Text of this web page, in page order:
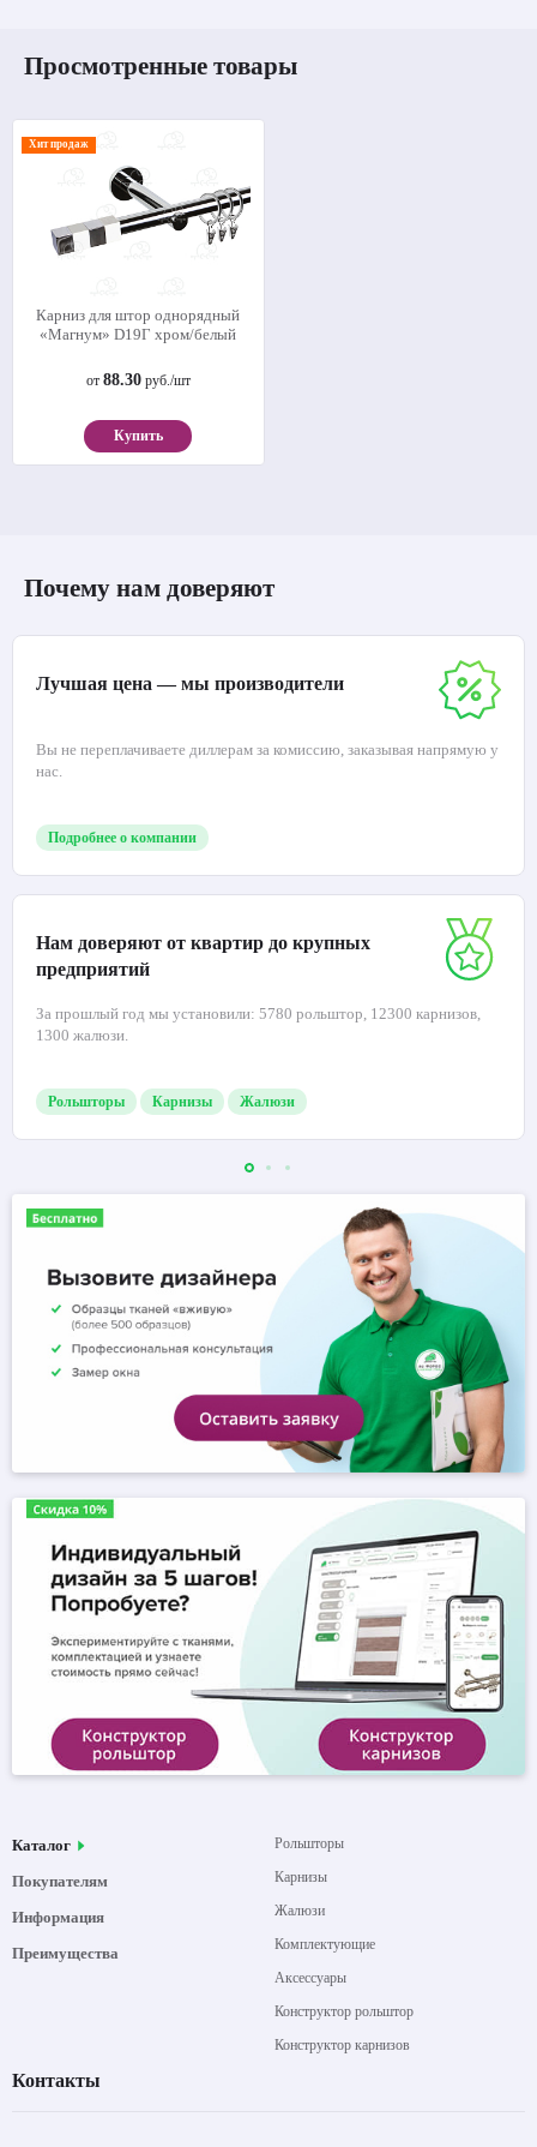
Просмотренные товары
Хит продаж
Карниз для штор однорядный
«Магнум» D19Г хром/белый
от 88.30руб./шт
Купить
Почему нам доверяют
Лучшая цена — мы производители
Вы не переплачиваете диллерам за комиссию, заказывая напрямую у
нас.
Подробнее о компании
Нам доверяют от квартир до крупных
предприятий
За прошлый год мы установили: 5780 рольштор, 12300 карнизов,
1300 жалюзи.
Рольшторы Карнизы Жалюзи
Каталог
Покупателям
Информация
Преимущества
Рольшторы
Карнизы
Жалюзи
Комплектующие
Аксессуары
Конструктор рольштор
Конструктор карнизов
Контакты